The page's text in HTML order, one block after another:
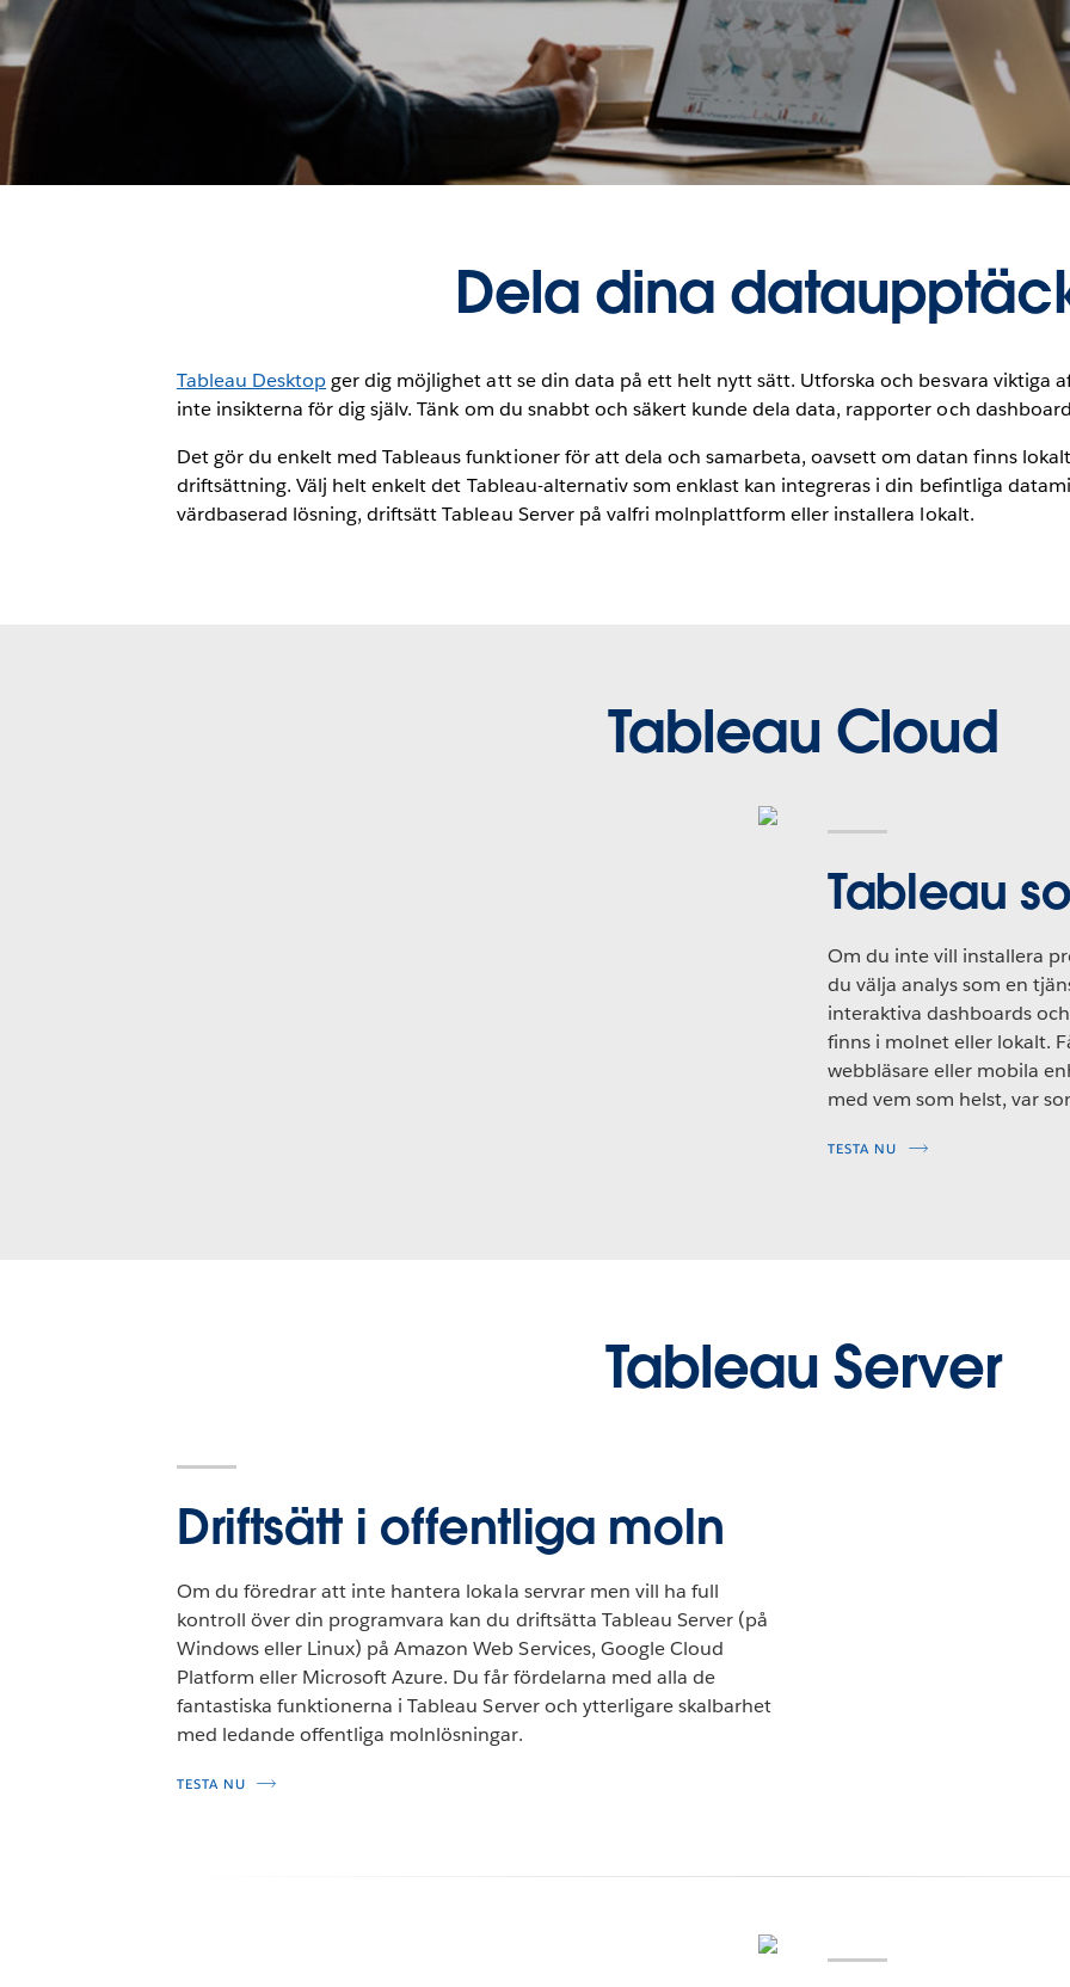
Dela dina
Tableau Desktopger dig möjlighet att se din data på ett helt nytt sätt. Utforska och besvara viktiga
inte insikterna för dig själv. Tänk om du snabbt och säkert kunde dela data, rapporter och
Det gör du enkelt med Tableaus funktioner för att dela och samarbeta, oavsett om datan finns
driftsättning. Välj helt enkelt det Tableau-alternativ som enklast kan integreras i din befintliga
värdbaserad lösning, driftsätt Tableau Server på valfri molnplattform eller installera lokalt.
Tableau Cloud
Tableau
Om du inte vill installera
du välja analys som en
interaktiva dashboards
finns i molnet eller lokalt.
webbläsare eller mobila
med vem som helst, var
TESTA NU
Tableau Server
Driftsätt i offentliga moln
Om du föredrar att inte hantera lokala servrar men vill ha full
kontroll över din programvara kan du driftsätta Tableau Server (på
Windows eller Linux) på Amazon Web Services, Google Cloud
Platform eller Microsoft Azure. Du får fördelarna med alla de
fantastiska funktionerna i Tableau Server och ytterligare skalbarhet
med ledande offentliga molnlösningar.
TESTA NU